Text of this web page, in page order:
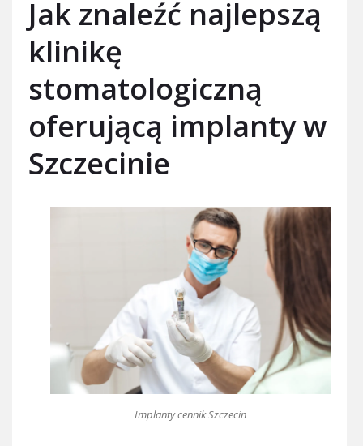
Jak znaleźć najlepszą
klinikę
stomatologiczną
oferującą implanty w
Szczecinie
Implanty cennik Szczecin